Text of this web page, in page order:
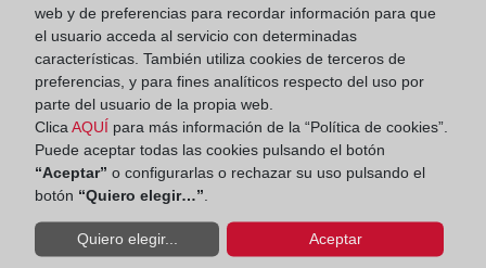
Los días 24 y 31 de diciembre de 09:00 a 14:00
horas
Datos de contacto:
(959) 55 05 13
valverdedelcamino@registrodelapropiedad.org
Datos del Registrador:
Luis Francisco Gentil Girón
Delegado de Protección de Datos:
web y de preferencias para recordar información para que
el usuario acceda al servicio con determinadas
características. También utiliza cookies de terceros de
preferencias, y para fines analíticos respecto del uso por
parte del usuario de la propia web.
Clica AQUÍ para más información de la “Política de cookies”.
Puede aceptar todas las cookies pulsando el botón
“Aceptar” o configurarlas o rechazar su uso pulsando el
botón “Quiero elegir…”
Quiero elegir... Aceptar